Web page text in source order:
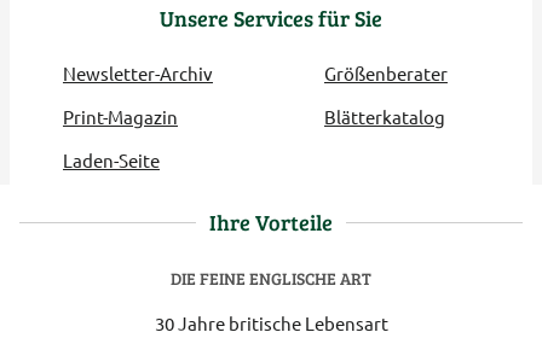
Unsere Services für Sie
Newsletter-Archiv
Größenberater
Print-Magazin
Blätterkatalog
Laden-Seite
Ihre Vorteile
DIE FEINE ENGLISCHE ART
30 Jahre britische Lebensart